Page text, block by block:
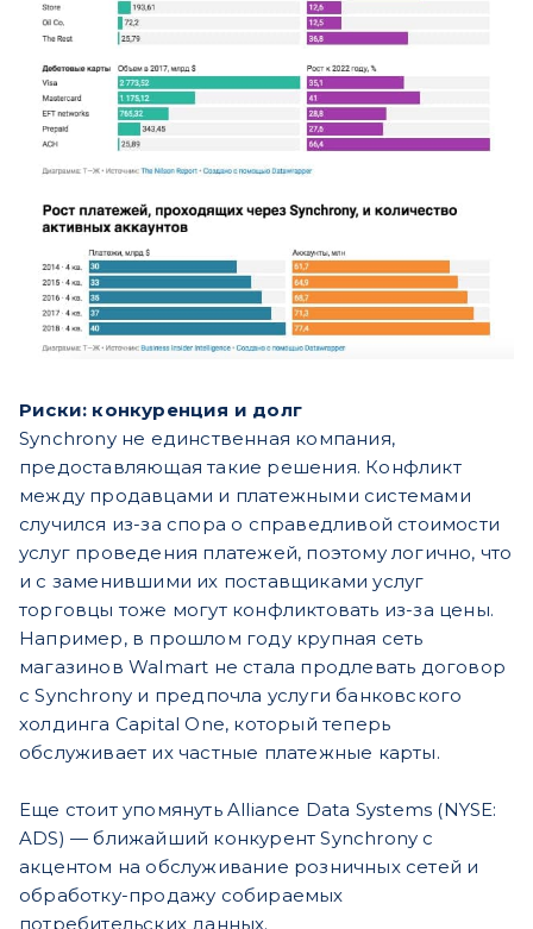
Риски: конкуренция и долг
Synchrony не единственная компания,
предоставляющая такие решения. Конфликт
между продавцами и платежными системами
случился из-за спора о справедливой стоимости
услуг проведения платежей, поэтому логично, что
и с заменившими их поставщиками услуг
торговцы тоже могут конфликтовать из-за цены.
Например, в прошлом году крупная сеть
магазинов Walmart не стала продлевать договор
с Synchrony и предпочла услуги банковского
холдинга Capital One, который теперь
обслуживает их частные платежные карты.
Еще стоит упомянуть Alliance Data Systems (NYSE:
ADS) — ближайший конкурент Synchrony c
акцентом на обслуживание розничных сетей и
обработку-продажу собираемых
потребительских данных.